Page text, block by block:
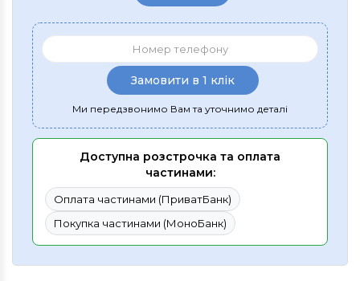
Замовити в 1 клік
Ми передзвонимо Вам та уточнимо деталі
Доступна розстрочка та оплата
частинами:
Оплата частинами (ПриватБанк)
Покупка частинами (МоноБанк)